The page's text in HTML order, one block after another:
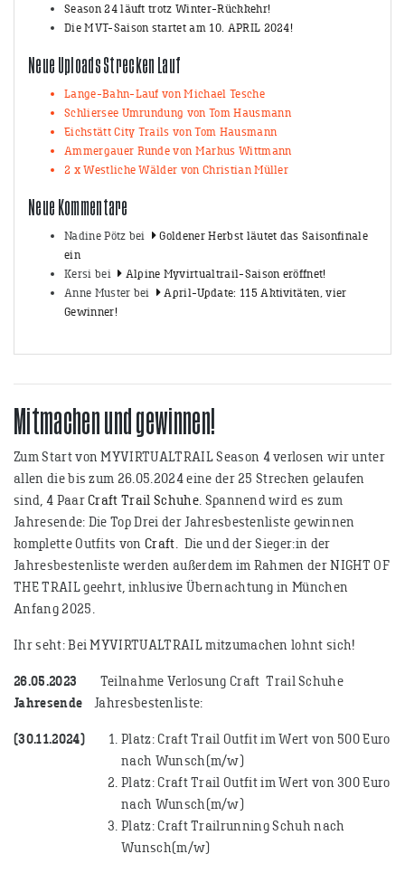
Season 24 läuft trotz Winter-Rückkehr!
Die MVT-Saison startet am 10. APRIL 2024!
Neue Uploads Strecken Lauf
Lange-Bahn-Lauf von Michael Tesche
Schliersee Umrundung von Tom Hausmann
Eichstätt City Trails von Tom Hausmann
Ammergauer Runde von Markus Wittmann
2 x Westliche Wälder von Christian Müller
Neue Kommentare
Nadine Pötz bei
Goldener Herbst läutet das Saisonfinale
ein
Kersi bei
Alpine Myvirtualtrail-Saison eröffnet!
Anne Muster bei
April-Update: 115 Aktivitäten, vier
Gewinner!
Mitmachen und gewinnen!
Zum Start von MYVIRTUALTRAIL Season 4 verlosen wir unter
allen die bis zum 26.05.2024 eine der 25 Strecken gelaufen
sind, 4 PaarCraft Trail Schuhe. Spannend wird es zum
Jahresende: Die Top Drei der Jahresbestenliste gewinnen
komplette Outfits vonCraft. Die und der Sieger:in der
Jahresbestenliste werden außerdem im Rahmen der NIGHT OF
THE TRAIL geehrt, inklusive Übernachtung in München
Anfang 2025.
Ihr seht: Bei MYVIRTUALTRAIL mitzumachen lohnt sich!
26.05.2023
Teilnahme Verlosung Craft Trail Schuhe
Jahresende
(30.11.2024)
Jahresbestenliste:
Platz: Craft Trail Outfit im Wert von 500 Euro
nach Wunsch(m/w)
Platz: Craft Trail Outfit im Wert von 300 Euro
nach Wunsch(m/w)
Platz: Craft Trailrunning Schuh nach
Wunsch(m/w)